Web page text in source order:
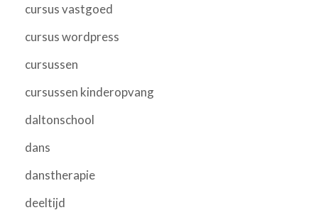
cursus vastgoed
cursus wordpress
cursussen
cursussen kinderopvang
daltonschool
dans
danstherapie
deeltijd